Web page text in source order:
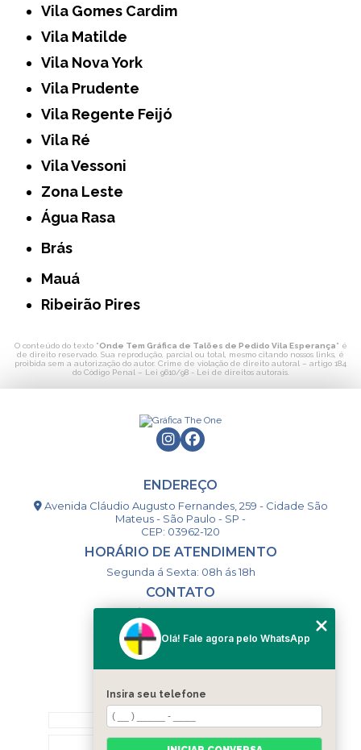
Vila Gomes Cardim
Vila Matilde
Vila Nova York
Vila Prudente
Vila Regente Feijó
Vila Ré
Vila Vessoni
Zona Leste
Água Rasa
Brás
Mauá
Ribeirão Pires
O conteúdo do texto "Onde Tem Gráfica de Talões de Pedido Vila Esperança" é
de direito reservado. Sua reprodução, parcial ou total, mesmo citando nossos links, é
proibida sem a autorização do autor. Crime de violação de direito autoral – artigo 184
do Código Penal – Lei 9610/98 - Lei de direitos autorais.
ENDEREÇO
Avenida Cláudio Augusto Fernandes, 259 - Cidade São
Mateus - São Paulo - SP -
CEP: 03962-120
HORÁRIO DE ATENDIMENTO
Segunda á Sexta: 08h ás 18h
CONTATO
(11) 98993-9556
togsm1@gmail.com
MENU
HOME
Olá! Fale agora pelo WhatsApp
Insira seu telefone